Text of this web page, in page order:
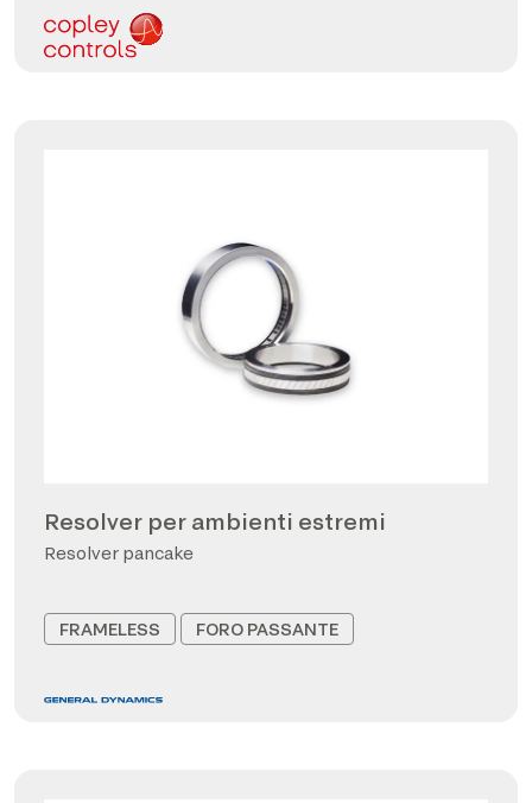
Resolver per ambienti estremi
Resolver pancake
FRAMELESS FORO PASSANTE